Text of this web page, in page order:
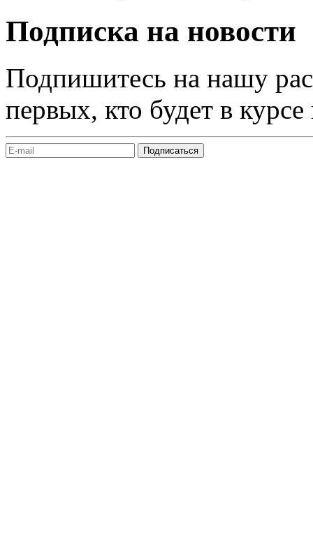
Подписка на новости
Подпишитесь на нашу
первых, кто будет в